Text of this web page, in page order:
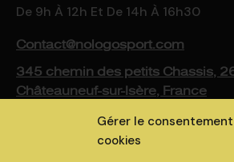
Gérer le
cookies
De 9h À 12h Et De 14h À 16h30
Contact@nologosport.com
345 chemin des petits Chassis,
Châteauneuf-sur-Isère, France